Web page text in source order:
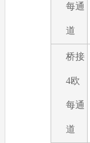
每通
道
桥接
4欧
每通
道